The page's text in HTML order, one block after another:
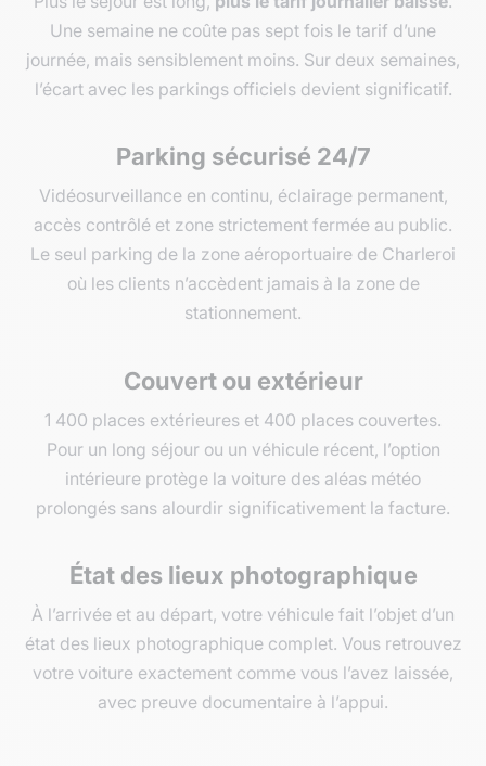
Une semaine ne coûte pas sept fois le tarif d’une
journée, mais sensiblement moins. Sur deux semaines,
l’écart avec les parkings officiels devient significatif.
Parking sécurisé 24/7
Vidéosurveillance en continu, éclairage permanent,
accès contrôlé et zone strictement fermée au public.
Le seul parking de la zone aéroportuaire de Charleroi
où les clients n’accèdent jamais à la zone de
stationnement.
Couvert ou extérieur
1 400 places extérieures et 400 places couvertes.
Pour un long séjour ou un véhicule récent, l’option
intérieure protège la voiture des aléas météo
prolongés sans alourdir significativement la facture.
État des lieux photographique
À l’arrivée et au départ, votre véhicule fait l’objet d’un
état des lieux photographique complet. Vous retrouvez
votre voiture exactement comme vous l’avez laissée,
avec preuve documentaire à l’appui.